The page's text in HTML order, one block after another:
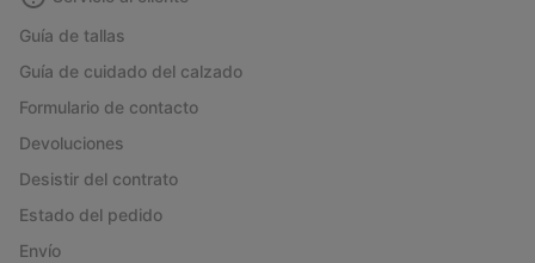
Guía de tallas
Guía de cuidado del calzado
Formulario de contacto
Devoluciones
Desistir del contrato
Estado del pedido
Envío